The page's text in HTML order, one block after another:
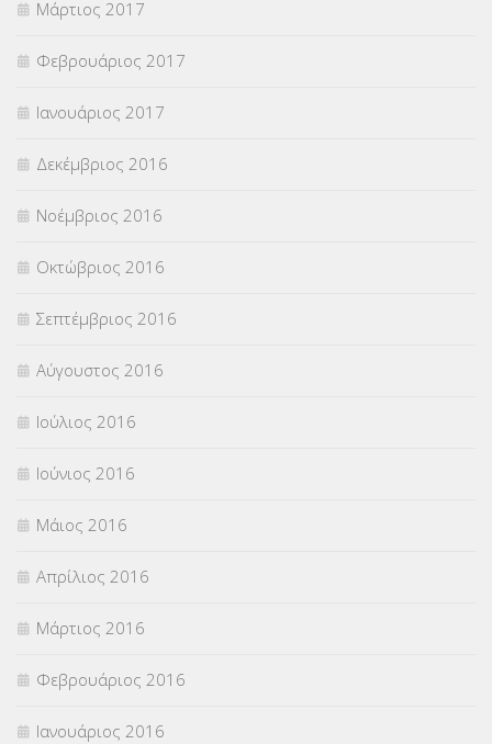
Μάρτιος 2017
Φεβρουάριος 2017
Ιανουάριος 2017
Δεκέμβριος 2016
Νοέμβριος 2016
Οκτώβριος 2016
Σεπτέμβριος 2016
Αύγουστος 2016
Ιούλιος 2016
Ιούνιος 2016
Μάιος 2016
Απρίλιος 2016
Μάρτιος 2016
Φεβρουάριος 2016
Ιανουάριος 2016